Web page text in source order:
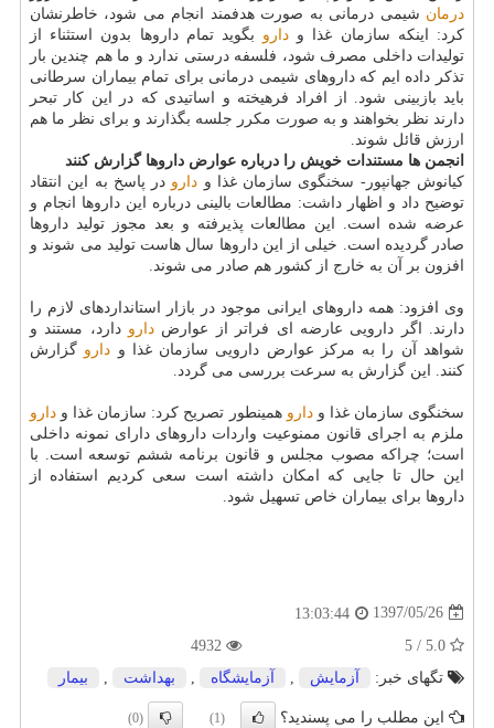
درمان شیمی درمانی به صورت هدفمند انجام می شود، خاطرنشان
كرد: اینكه سازمان غذا و دارو بگوید تمام داروها بدون استثناء از
تولیدات داخلی مصرف شود، فلسفه درستی ندارد و ما هم چندین بار
تذكر داده ایم كه داروهای شیمی درمانی برای تمام بیماران سرطانی
باید بازبینی شود. از افراد فرهیخته و اساتیدی كه در این كار تبحر
دارند نظر بخواهند و به صورت مكرر جلسه بگذارند و برای نظر ما هم
ارزش قائل شوند.
انجمن ها مستندات خویش را درباره عوارض داروها گزارش كنند
كیانوش جهانپور- سخنگوی سازمان غذا و دارو در پاسخ به این انتقاد
توضیح داد و اظهار داشت: مطالعات بالینی درباره این داروها انجام و
عرضه شده است. این مطالعات پذیرفته و بعد مجوز تولید داروها
صادر گردیده است. خیلی از این داروها سال هاست تولید می شوند و
افزون بر آن به خارج از كشور هم صادر می شوند.
وی افزود: همه داروهای ایرانی موجود در بازار استانداردهای لازم را
دارند. اگر دارویی عارضه ای فراتر از عوارض دارو دارد، مستند و
شواهد آن را به مركز عوارض دارویی سازمان غذا و دارو گزارش
كنند. این گزارش به سرعت بررسی می گردد.
سخنگوی سازمان غذا ودارو همینطور تصریح كرد: سازمان غذا و دارو
ملزم به اجرای قانون ممنوعیت واردات داروهای دارای نمونه داخلی
است؛ چراكه مصوب مجلس و قانون برنامه ششم توسعه است. با
این حال تا جایی كه امكان داشته است سعی كردیم استفاده از
داروها برای بیماران خاص تسهیل شود.
1397/05/26
13:03:44
تگهای خبر:
آزمایش آزمایشگاه بهداشت بیمار
این مطلب را می پسندید؟ (1)
(0)